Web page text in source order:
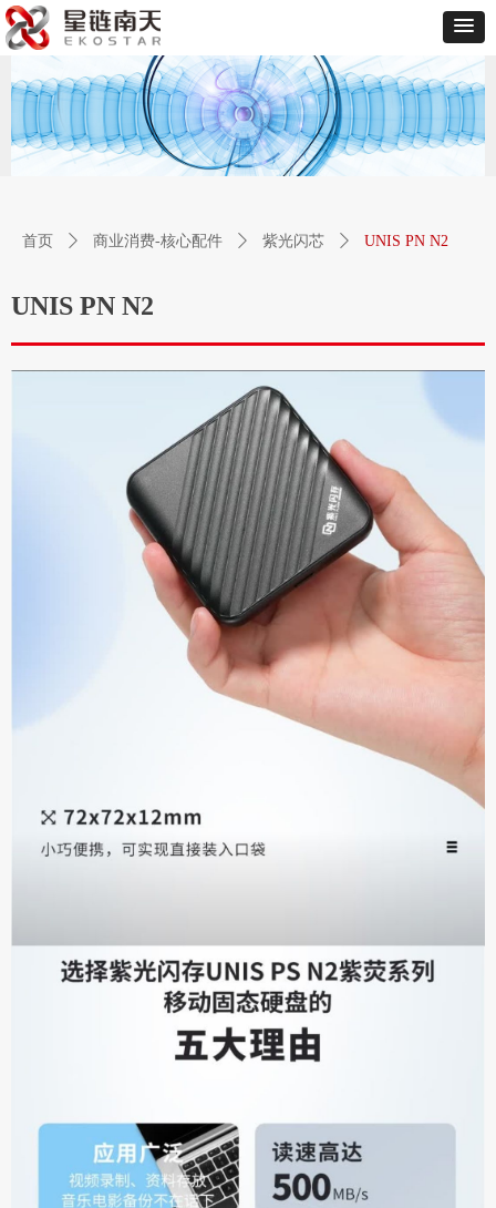
首页 ꄲ 商业消费-核心配件 ꄲ 紫光闪芯 ꄲ UNIS PN N2
UNIS PN N2